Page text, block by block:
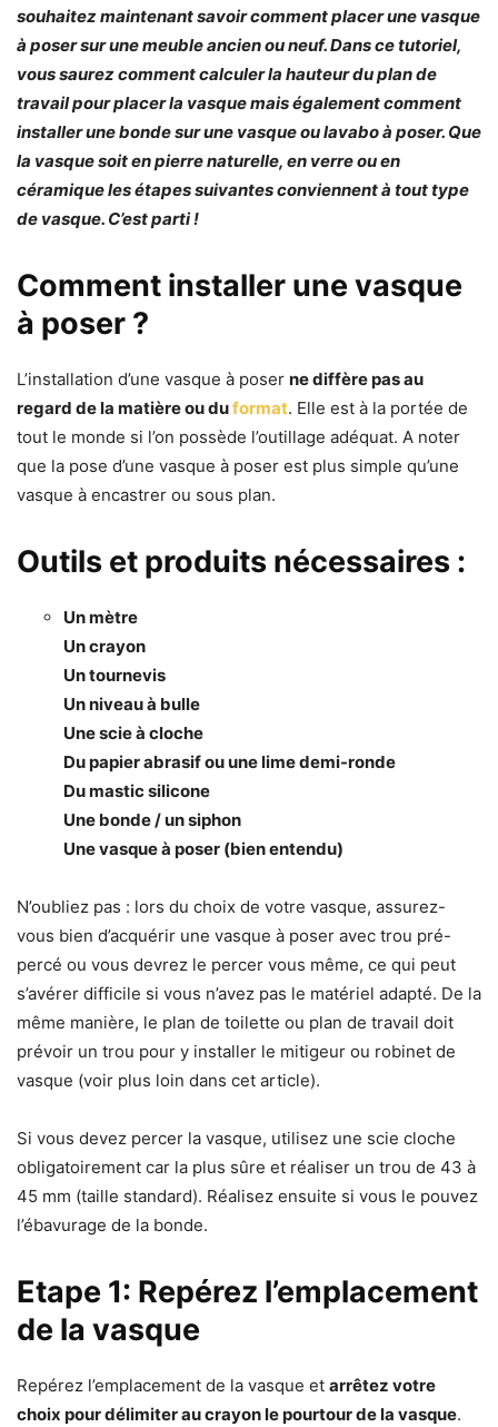
souhaitez maintenant savoir comment placer une vasque
à poser sur une meuble ancien ou neuf. Dans ce tutoriel,
vous saurez comment calculer la hauteur du plan de
travail pour placer la vasque mais également comment
installer une bonde sur une vasque ou lavabo à poser. Que
la vasque soit en pierre naturelle, en verre ou en
céramique les étapes suivantes conviennent à tout type
de vasque. C’est parti !
Comment installer une vasque
à poser ?
L’installation d’une vasque à poser ne diffère pas au
regard de la matière ou duformat. Elle est à la portée de
tout le monde si l’on possède l’outillage adéquat.​ A noter
que la pose d’une vasque à poser est plus simple qu’une
vasque à encastrer ou sous plan.
Outils et produits nécessaires :
Un mètre
Un crayon
Un tournevis
Un niveau à bulle
Une scie à cloche
Du papier abrasif ou une lime demi-ronde
Du mastic silicone
Une bonde / un siphon
Une vasque à poser (bien entendu)
N’oubliez pas : lors du choix de votre vasque, assurez-
vous bien d’acquérir une vasque à poser avec trou pré-
percé ou vous devrez le percer vous même, ce qui peut
s’avérer difficile si vous n’avez pas le matériel adapté. De la
même manière, le plan de toilette ou plan de travail doit
prévoir un trou pour y installer le mitigeur ou robinet de
vasque (voir plus loin dans cet article).
Si vous devez percer la vasque, utilisez une scie cloche
obligatoirement car la plus sûre et réaliser un trou de 43 à
45 mm (taille standard). Réalisez ensuite si vous le pouvez
l’ébavurage de la bonde.
Etape 1: Repérez l’emplacement
de la vasque
Repérez l’emplacement de la vasque et arrêtez votre
choix pour délimiter au crayon le pourtour de la vasque.